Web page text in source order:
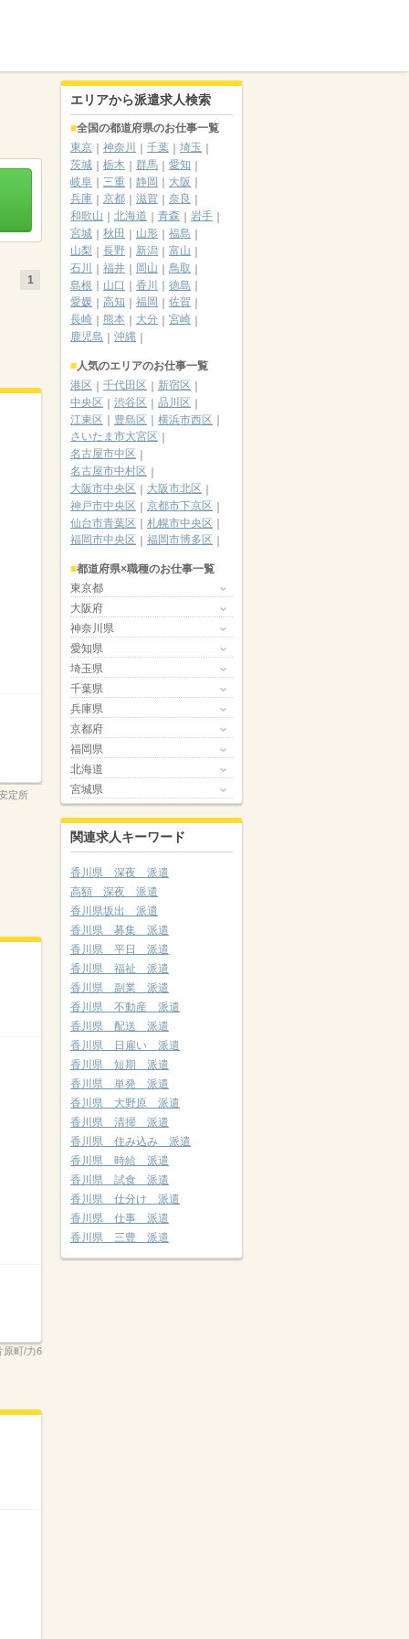
1
定所
原町/力6
エリアから派遣求人検索
全国の都道府県のお仕事一覧
東京
神奈川 千葉
埼玉
茨城
栃木 群馬
愛知
岐阜
三重 静岡
大阪
兵庫
京都 滋賀
奈良
和歌山
北海道 青森
岩手
宮城
秋田 山形
福島
山梨
長野 新潟
富山
石川
福井 岡山
鳥取
島根
山口 香川
徳島
愛媛
高知 福岡
佐賀
長崎
熊本 大分
宮崎
鹿児島
沖縄
人気のエリアのお仕事一覧
港区
千代田区
新宿区
中央区
渋谷区
品川区
江東区
豊島区
横浜市西区
さいたま市大宮区
名古屋市中区
名古屋市中村区
大阪市中央区
大阪市北区
神戸市中央区
京都市下京区
仙台市青葉区
札幌市中央区
福岡市中央区
福岡市博多区
都道府県×職種のお仕事一覧
東京都
大阪府
神奈川県
愛知県
埼玉県
千葉県
兵庫県
京都府
福岡県
北海道
宮城県
関連求人キーワード
香川県 深夜 派遣
高額 深夜 派遣
香川県坂出 派遣
香川県 募集 派遣
香川県 平日 派遣
香川県 福祉 派遣
香川県 副業 派遣
香川県 不動産 派遣
香川県 配送 派遣
香川県 日雇い 派遣
香川県 短期 派遣
香川県 単発 派遣
香川県 大野原 派遣
香川県 清掃 派遣
香川県 住み込み 派遣
香川県 時給 派遣
香川県 試食 派遣
香川県 仕分け 派遣
香川県 仕事 派遣
香川県 三豊 派遣